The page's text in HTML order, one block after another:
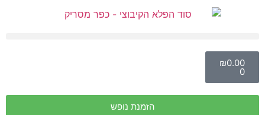
₪0.00
0
הזמנת נופש